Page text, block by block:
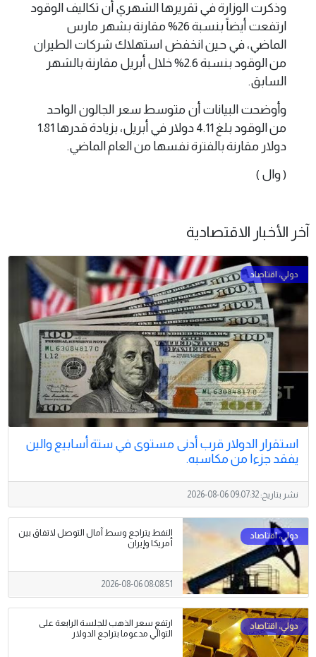
وذكرت الوزارة في تقريرها الشهري أن تكاليف الوقود
ارتفعت أيضاً بنسبة 26% مقارنة بشهر مارس
الماضي، في حين انخفض استهلاك شركات الطيران
من الوقود بنسبة 2.6% خلال أبريل مقارنة بالشهر
السابق.
وأوضحت البيانات أن متوسط سعر الجالون الواحد
من الوقود بلغ 4.11 دولار في أبريل، بزيادة قدرها 1.81
دولار مقارنة بالفترة نفسها من العام الماضي.
( وال )
آخر الأخبار الاقتصادية
استقرار الدولار قرب أدنى مستوى في ستة أسابيع والين
يفقد جزءا من مكاسبه.
نشر بتاريخ:2026-08-06 09:07:32
النفط يتراجع وسط آمال التوصل لاتفاق بين
أمريكا وإيران
2026-08-06 08:08:51
ارتفع سعر الذهب للجلسة الرابعة على
التوالي مدعوما بتراجع الدولار